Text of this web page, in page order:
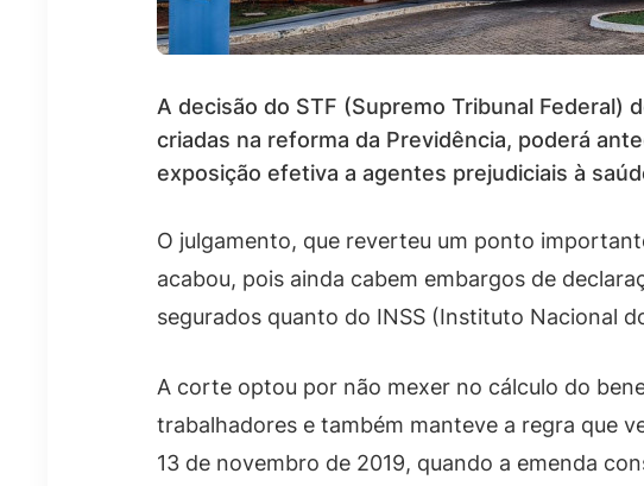
A decisão do STF (Supremo Tribunal Federal)
criadas na reforma da Previdência, poderá
exposição efetiva a agentes prejudiciais à
O julgamento, que reverteu um ponto
acabou, pois ainda cabem embargos de
segurados quanto do INSS (Instituto Nacional
A corte optou por não mexer no cálculo do
trabalhadores e também manteve a regra que
13 de novembro de 2019, quando a emenda